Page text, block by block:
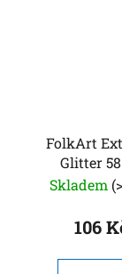
FolkArt
Glitter
Skladem
106